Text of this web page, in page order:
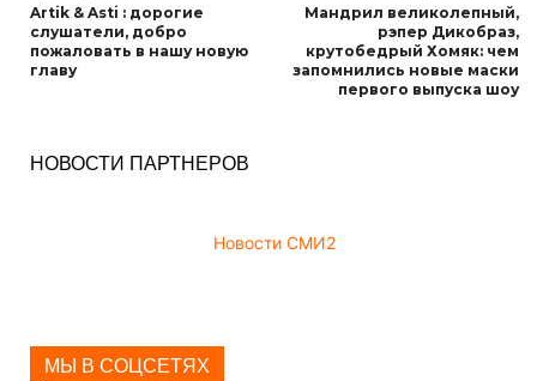
Artik & Asti : дорогие
слушатели, добро
пожаловать в нашу новую
главу
Мандрил великолепный,
рэпер Дикобраз,
крутобедрый Хомяк: чем
запомнились новые маски
первого выпуска шоу
НОВОСТИ ПАРТНЕРОВ
Новости СМИ2
МЫ В СОЦСЕТЯХ